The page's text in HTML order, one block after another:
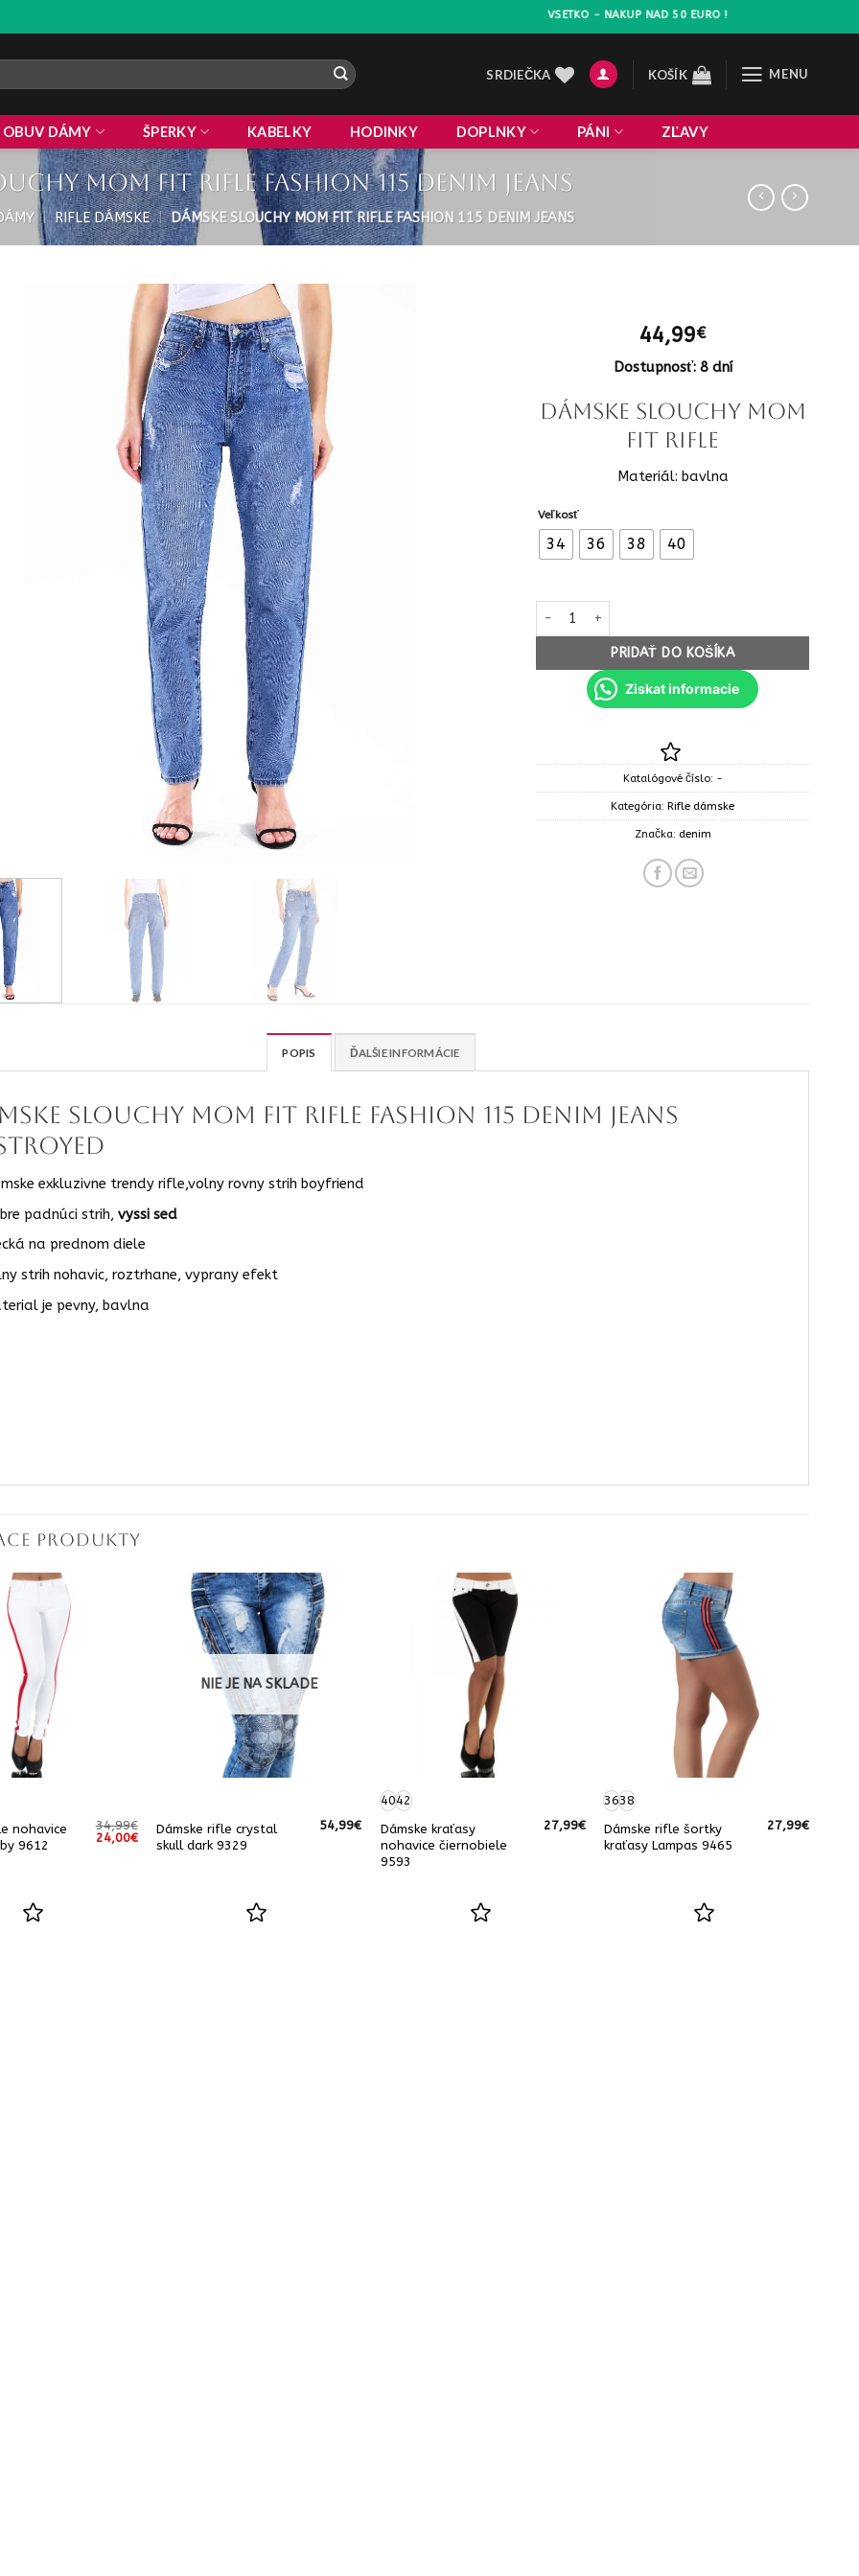
ZLAVA 10% NA VSETKO - NAKUP NAD 50 EURO !
SRDIEČKA KOŠÍK MENU
OBUV DÁMY ŠPERKY KABELKY HODINKY DOPLNKY PÁNI ZĽAVY
mom fit rifle fashion 115 denim jeans
| RIFLE DÁMSKE | DÁMSKE SLOUCHY MOM FIT RIFLE FASHION 115 DENIM JEANS
44,99€
Dostupnosť: 8 dní
Dámske slouchy mom
fit rifle
Materiál: bavlna
Veľkosť
34 36 38 40
množstvo Dámske slouchy mom fit rifle fashion 115
PRIDAŤ DO KOŠÍKA
Ziskat informacie
Katalógové číslo: -
Kategória:Rifle dámske
Značka: denim
POPIS ĎALŠIE INFORMÁCIE
slouchy mom fit rifle fashion 115 denim jeans
exkluzivne trendy rifle,volny rovny strih boyfriend
padnúci strih, vyssi sed
na prednom diele
strih nohavic, roztrhane, vyprany efekt
je pevny, bavlna
PRODUKTY
nohavice
9612
34,99€
Pôvodná
24,00€Aktuálna
cena
NIE JE NA SKLADE
Dámske rifle crystal
skull dark 9329
54,99€
4042
Dámske kraťasy
nohavice čiernobiele
9593
27,99€
3638
Dámske rifle šortky
kraťasy Lampas 9465
27,99€